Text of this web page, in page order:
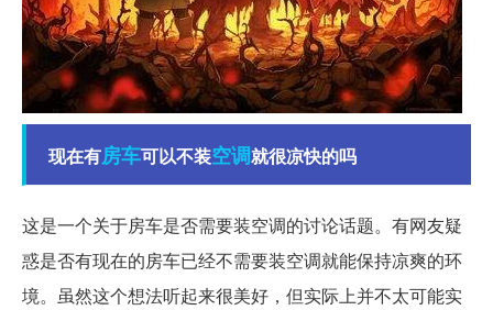
现在有房车可以不装空调就很凉快的吗
这是一个关于房车是否需要装空调的讨论话题。有网友疑
惑是否有现在的房车已经不需要装空调就能保持凉爽的环
境。虽然这个想法听起来很美好，但实际上并不太可能实